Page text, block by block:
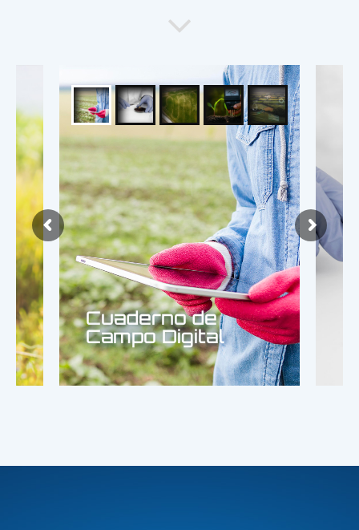
Cuaderno de
Campo Digital